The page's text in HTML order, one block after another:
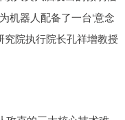
机器人配备了一台‘意念
究院执行院长孔祥增教授